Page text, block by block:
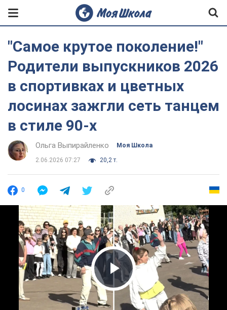
"Самое крутое поколение!"
Родители выпускников 2026
в спортивках и цветных
лосинах зажгли сеть танцем
в стиле 90-х
Ольга Выпирайленко Моя Школа
2.06.2026 07:27 20,2 т.
0
Play Video